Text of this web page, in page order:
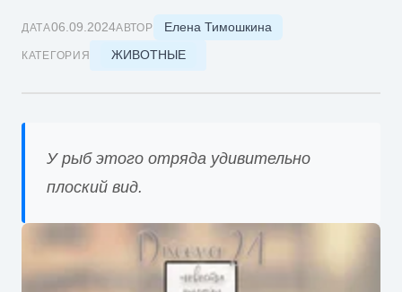
ДАТА06.09.2024АВТОР Елена Тимошкина
КАТЕГОРИЯ ЖИВОТНЫЕ
У рыб этого отряда удивительно
плоский вид.